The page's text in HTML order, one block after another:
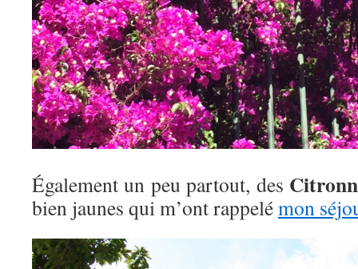
Également un peu partout, des
bien jaunes qui m’ont rappelémon